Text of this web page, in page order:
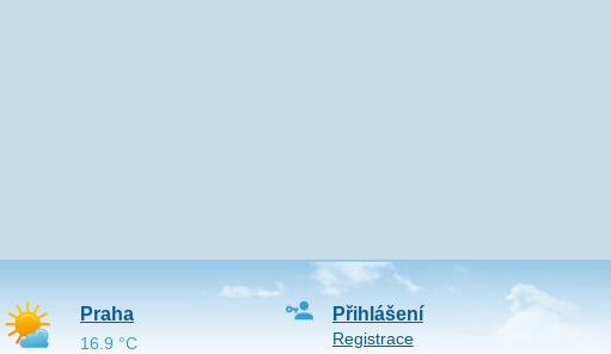
Přihlášení
Registrace
Praha
16.9 °C